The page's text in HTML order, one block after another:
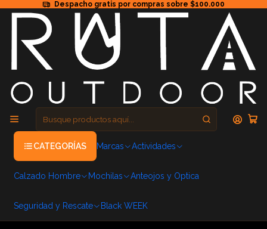
Despacho gratis por compras sobre $100.000
CATEGORÍAS Marcas Actividades
Calzado Hombre Mochilas Anteojos y Optica
Seguridad y Rescate Black WEEK